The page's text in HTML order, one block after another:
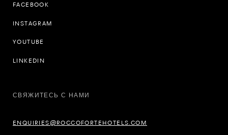
FACEBOOK
INSTAGRAM
YOUTUBE
LINKEDIN
СВЯЖИТЕСЬ С НАМИ
ENQUIRIES@ROCCOFORTEHOTELS.COM